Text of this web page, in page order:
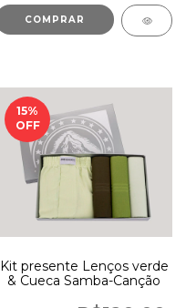
15%
OFF
Kit presente Lenços verde
& Cueca Samba-Canção